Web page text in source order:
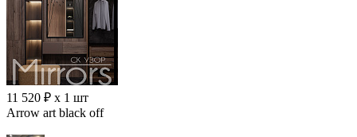
11 520 ₽ x 1 шт
Arrow art black off